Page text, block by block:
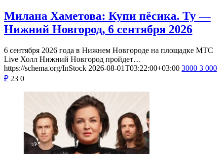
Милана Хаметова: Купи пёсика. Ту —
Нижний Новгород, 6 сентября 2026
6 сентября 2026 года в Нижнем Новгороде на площадке МТС
Live Холл Нижний Новгород пройдет…
https://schema.org/InStock 2026-08-01T03:22:00+03:00 3000 3 000
₽ 23 0